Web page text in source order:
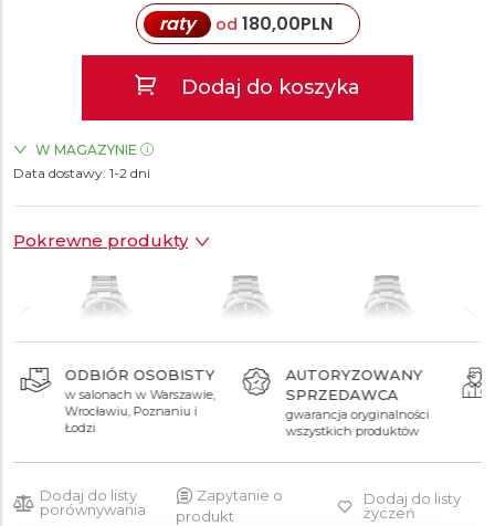
raty od 180,00PLN
Dodaj do koszyka
W MAGAZYNIE
ZEGARKI.PL Blue City Warszawa
ZEGARKI.PL Sky Tower Wrocław
TAK
Data dostawy: 1-2 dni
Pokrewne produkty
1 800 zł 2 150 zł
ODBIÓR OSOBISTY
w salonach w Warszawie,
Wrocławiu, Poznaniu i
Łodzi
AUTORYZOWANY
SPRZEDAWCA
gwarancja oryginalności
wszystkich produktów
Dodaj do listy
porównywania
Zapytanie o
produkt
Dodaj do listy
życzeń